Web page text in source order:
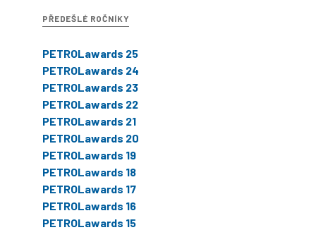
PŘEDEŠLÉ ROČNÍKY
PETROLawards 25
PETROLawards 24
PETROLawards 23
PETROLawards 22
PETROLawards 21
PETROLawards 20
PETROLawards 19
PETROLawards 18
PETROLawards 17
PETROLawards 16
PETROLawards 15